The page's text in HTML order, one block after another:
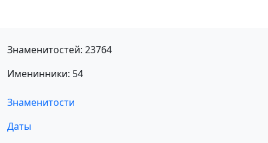
Знаменитостей: 23764
Именинники: 54
Знаменитости
Даты